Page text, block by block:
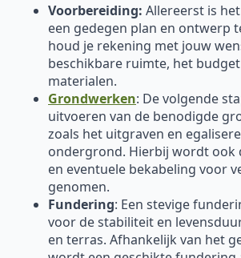
Voorbereiding: Allereerst is
een gedegen plan en ontwerp
houd je rekening met jouw
beschikbare ruimte, het
materialen.
Grondwerken: De volgende
uitvoeren van de benodigde
zoals het uitgraven en
ondergrond. Hierbij wordt ook
en eventuele bekabeling voor
genomen.
Fundering: Een stevige
voor de stabiliteit en
en terras. Afhankelijk van het